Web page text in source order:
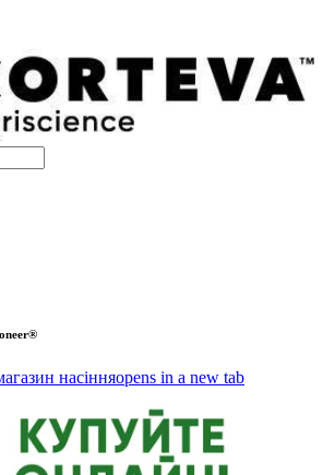
насінняopens in a new tab